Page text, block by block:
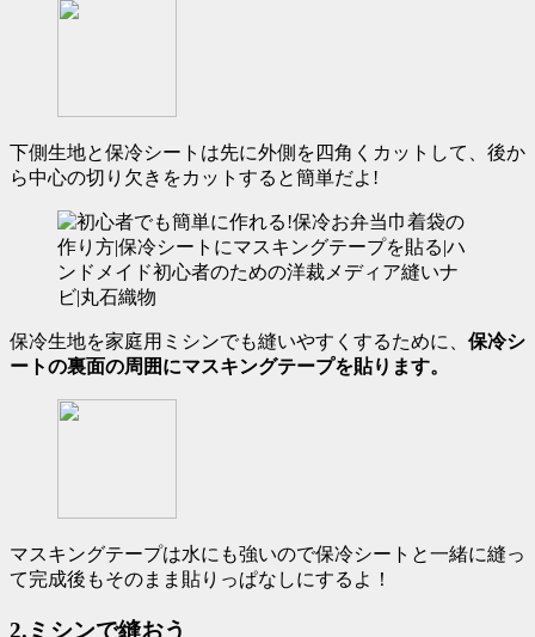
下側生地と保冷シートは先に外側を四角くカットして、後か
ら中心の切り欠きをカットすると簡単だよ!
保冷生地を家庭用ミシンでも縫いやすくするために、 保冷シ
ートの裏面の周囲にマスキングテープを貼ります。
マスキングテープは水にも強いので保冷シートと一緒に縫っ
て完成後もそのまま貼りっぱなしにするよ！
2.ミシンで縫おう